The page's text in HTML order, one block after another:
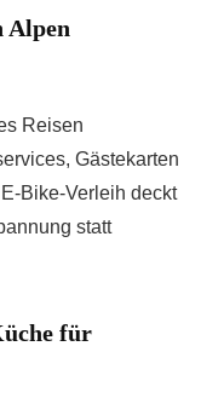
Alpen
Reisen
Gästekarten
Bike-Verleih deckt
statt
für